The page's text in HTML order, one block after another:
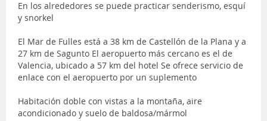
En los alrededores se puede practicar senderismo, esquí
y snorkel
El Mar de Fulles está a 38 km de Castellón de la Plana y a
27 km de Sagunto El aeropuerto más cercano es el de
Valencia, ubicado a 57 km del hotel Se ofrece servicio de
enlace con el aeropuerto por un suplemento
Habitación doble con vistas a la montaña, aire
acondicionado y suelo de baldosa/mármol